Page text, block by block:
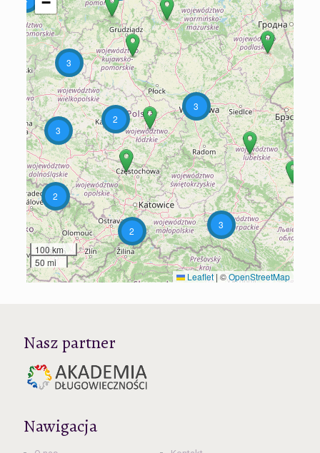
3
3
2
3
2
2
3
100 km
50 mi
Leaflet | ©OpenStreetMap
Nasz partner
Nawigacja